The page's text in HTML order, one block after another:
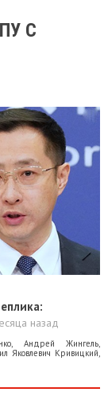
С
назад
, Андрей Жингель,
Яковлевич Кривицкий,